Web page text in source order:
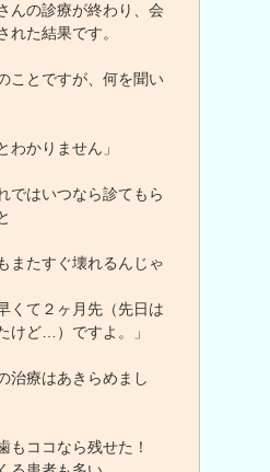
んの診療が終わり、会
れた結果です。
ことですが、何を聞い
わかりません」
ではいつなら診てもら
またすぐ壊れるんじゃ
くて２ヶ月先（先日は
けど…）ですよ。」
治療はあきらめまし
もココなら残せた！